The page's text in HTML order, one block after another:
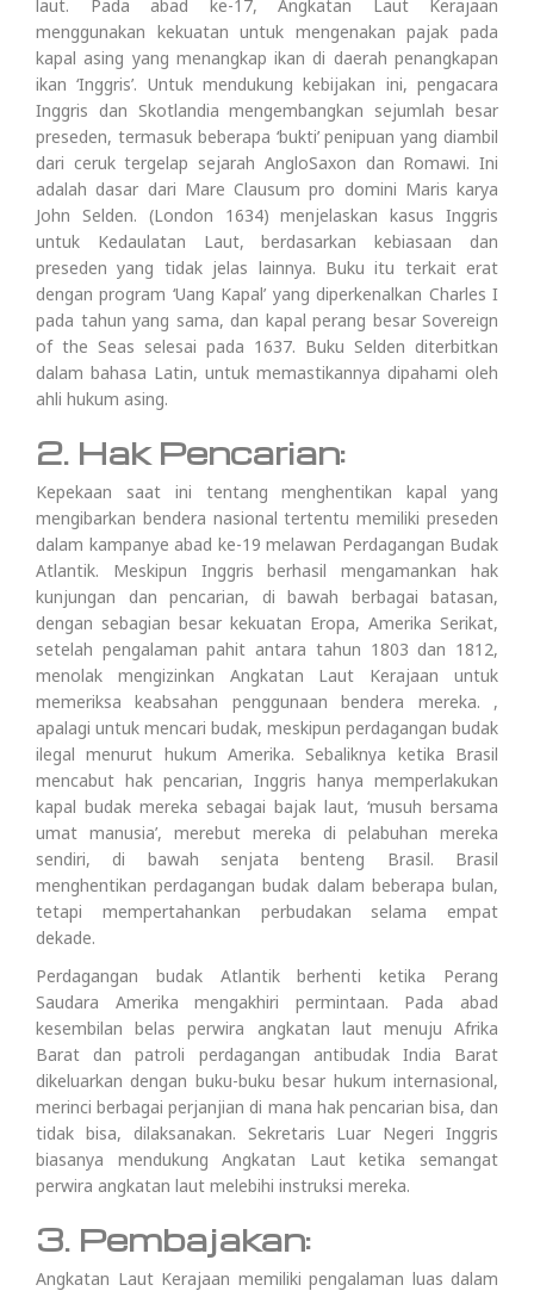
laut. Pada abad ke-17, Angkatan Laut Kerajaan
menggunakan kekuatan untuk mengenakan pajak pada
kapal asing yang menangkap ikan di daerah penangkapan
ikan ‘Inggris’. Untuk mendukung kebijakan ini, pengacara
Inggris dan Skotlandia mengembangkan sejumlah besar
preseden, termasuk beberapa ‘bukti’ penipuan yang diambil
dari ceruk tergelap sejarah AngloSaxon dan Romawi. Ini
adalah dasar dari Mare Clausum pro domini Maris karya
John Selden. (London 1634) menjelaskan kasus Inggris
untuk Kedaulatan Laut, berdasarkan kebiasaan dan
preseden yang tidak jelas lainnya. Buku itu terkait erat
dengan program ‘Uang Kapal’ yang diperkenalkan Charles I
pada tahun yang sama, dan kapal perang besar Sovereign
of the Seas selesai pada 1637. Buku Selden diterbitkan
dalam bahasa Latin, untuk memastikannya dipahami oleh
ahli hukum asing.
2. Hak Pencarian:
Kepekaan saat ini tentang menghentikan kapal yang
mengibarkan bendera nasional tertentu memiliki preseden
dalam kampanye abad ke-19 melawan Perdagangan Budak
Atlantik. Meskipun Inggris berhasil mengamankan hak
kunjungan dan pencarian, di bawah berbagai batasan,
dengan sebagian besar kekuatan Eropa, Amerika Serikat,
setelah pengalaman pahit antara tahun 1803 dan 1812,
menolak mengizinkan Angkatan Laut Kerajaan untuk
memeriksa keabsahan penggunaan bendera mereka. ,
apalagi untuk mencari budak, meskipun perdagangan budak
ilegal menurut hukum Amerika. Sebaliknya ketika Brasil
mencabut hak pencarian, Inggris hanya memperlakukan
kapal budak mereka sebagai bajak laut, ‘musuh bersama
umat manusia’, merebut mereka di pelabuhan mereka
sendiri, di bawah senjata benteng Brasil. Brasil
menghentikan perdagangan budak dalam beberapa bulan,
tetapi mempertahankan perbudakan selama empat
dekade.
Perdagangan budak Atlantik berhenti ketika Perang
Saudara Amerika mengakhiri permintaan. Pada abad
kesembilan belas perwira angkatan laut menuju Afrika
Barat dan patroli perdagangan antibudak India Barat
dikeluarkan dengan buku-buku besar hukum internasional,
merinci berbagai perjanjian di mana hak pencarian bisa, dan
tidak bisa, dilaksanakan. Sekretaris Luar Negeri Inggris
biasanya mendukung Angkatan Laut ketika semangat
perwira angkatan laut melebihi instruksi mereka.
3. Pembajakan:
Angkatan Laut Kerajaan memiliki pengalaman luas dalam